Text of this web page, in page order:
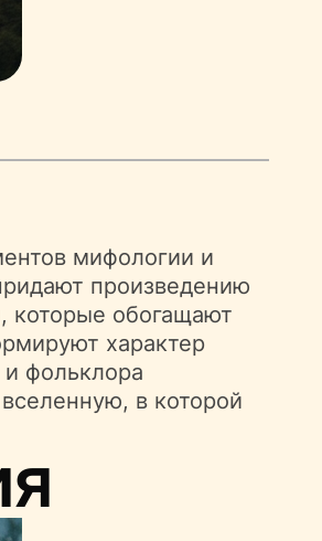
мифологии и
произведению
которые обогащают
характер
фольклора
в которой